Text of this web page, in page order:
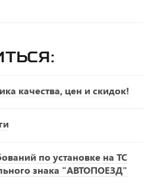
качества, цен и скидок!
по установке на ТС
знака "АВТОПОЕЗД"